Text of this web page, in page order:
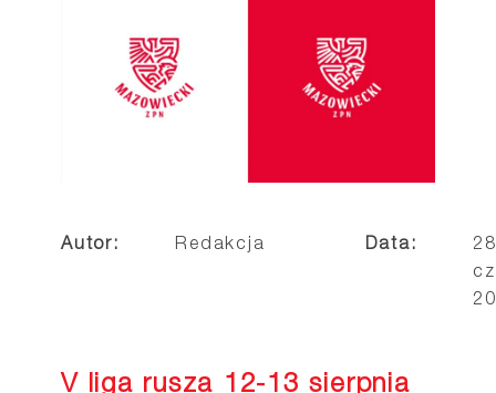
Autor: Redakcja Data:
28
V liga rusza 12-13 sierpnia